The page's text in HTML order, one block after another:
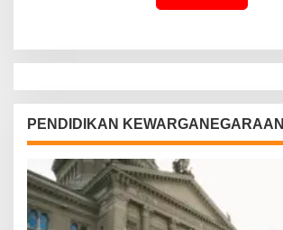
PENDIDIKAN KEWARGANEGARAAN